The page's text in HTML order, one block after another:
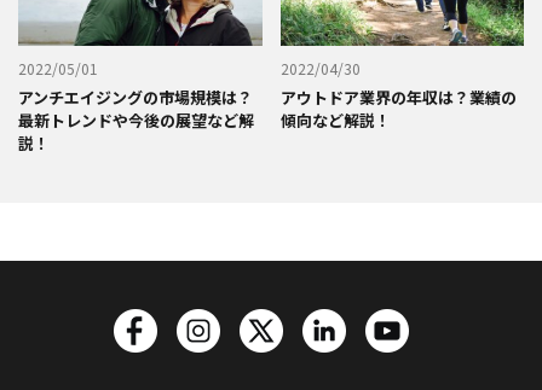
2022/05/01
アンチエイジングの市場規模は？
最新トレンドや今後の展望など解
説！
2022/04/30
アウトドア業界の年収は？業績の
傾向など解説！